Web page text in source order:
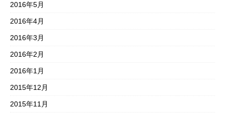
2016年5月
2016年4月
2016年3月
2016年2月
2016年1月
2015年12月
2015年11月